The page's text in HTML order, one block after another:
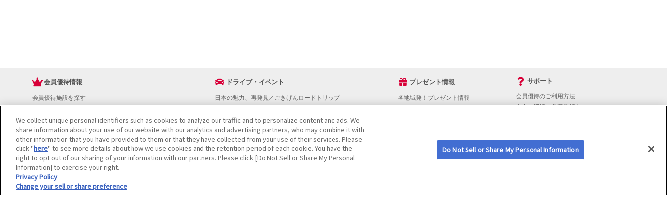
会員優待情報
会員優待施設を探す
JAFアプリ
新規優待施設
海外で使える会員優待サービス
JAFプレミアムサービス
JAFライフサポート
JAF Mate
冊子JAF Mate・JAF PLUS
ドライブ・イベント
日本の魅力、再発見／ごきげんロードトリップ
ドライブスタンプラリー
おでかけスポットを探す
ドライブコースを探す
イベントを探す
地図から探す
お役立ち情報
プレゼント情報
各地域発！プレゼント情報
サポート
会員優待のご利用方法
入会・継続・各種手続き
We collect unique personal identifiers such as cookies to analyze our traffic and to personalize content and ads. We
share information about your use of our website with our analytics and advertising partners, who may combine it with
other information that you have provided to them or that they have collected from your use of their services. Please
click "here" to see more details about how we use cookies and the retention period of each cookie. You have the
right to opt out of our sharing of your information with our partners. Please click [Do Not Sell or Share My Personal
Information] to exercise your right.
Privacy Policy
Change your sell or share preference
Do Not Sell or Share My Personal Information